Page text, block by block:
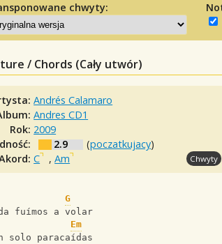
chwyty:
/ Chords (Cały utwór)
Andrés Calamaro
Andres CD1
Rok: 2009
2.9 (poczatkujacy)
C ,Am Chwyty
G
fuímos a volar
Em
solo paracaídas